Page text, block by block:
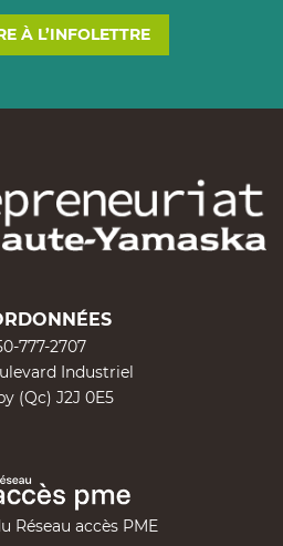
À L’INFOLETTRE
777-2707
Industriel
(Qc) J2J 0E5
Réseau accès PME